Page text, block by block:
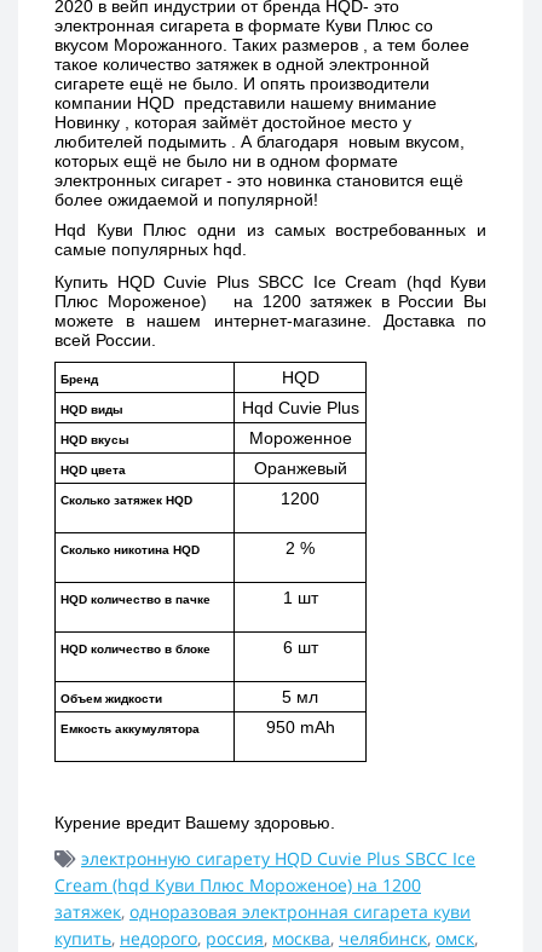
2020 в вейп индустрии от бренда HQD- это
электронная сигарета в формате Куви Плюс со
вкусом Морожанного. Таких размеров , а тем более
такое количество затяжек в одной электронной
сигарете ещё не было. И опять производители
компании HQD  представили нашему внимание
Новинку , которая займёт достойное место у
любителей подымить . А благодаря  новым вкусом,
которых ещё не было ни в одном формате
электронных сигарет - это новинка становится ещё
более ожидаемой и популярной!
Hqd Куви Плюс одни из самых востребованных и
самые популярных hqd.
Купить HQD Cuvie Plus SBCC Ice Cream (hqd Куви
Плюс Мороженое) на 1200 затяжек в России Вы
можете в нашем интернет-магазине. Доставка по
всей России.
Бренд HQD
HQD виды Hqd Cuvie Plus
HQD вкусы Мороженное
HQD цвета Оранжевый
Сколько затяжек HQD 1200
Сколько никотина HQD 2 %
HQD количество в пачке 1 шт
HQD количество в блоке 6 шт
Объем жидкости 5 мл
Емкость аккумулятора 950 mAh
Курение вредит Вашему здоровью.
электронную сигарету HQD Cuvie Plus SBCC Ice
Cream (hqd Куви Плюс Мороженое) на 1200
затяжек, одноразовая электронная сигарета куви
купить, недорого, россия, москва, челябинск, омск,